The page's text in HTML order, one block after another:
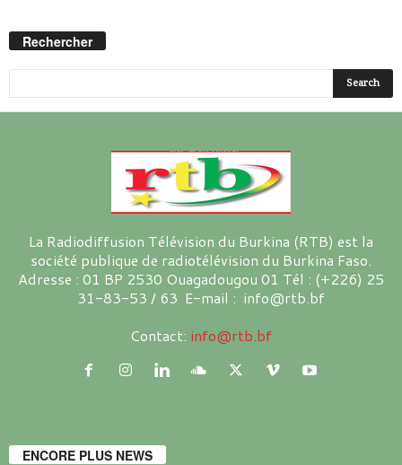
Rechercher
La Radiodiffusion Télévision du Burkina (RTB) est la
société publique de radiotélévision du Burkina Faso.
Adresse : 01 BP 2530 Ouagadougou 01 Tél : (+226) 25
31-83-53 / 63 E-mail : info@rtb.bf
Contact: info@rtb.bf
ENCORE PLUS NEWS